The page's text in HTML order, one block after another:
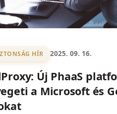
HÍR 2025. 09. 16.
Új PhaaS
a Microsoft és